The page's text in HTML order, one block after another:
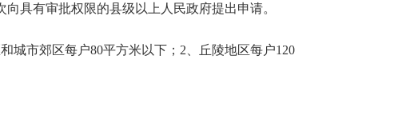
具有审批权限的县级以上人民政府提出申请。
市郊区每户80平方米以下；2、丘陵地区每户120